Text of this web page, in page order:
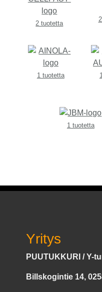
2 tuotetta
1 tuotetta
1 tuotetta
Yritys
PUUTUKKURI / Y-
Billskogintie 14,